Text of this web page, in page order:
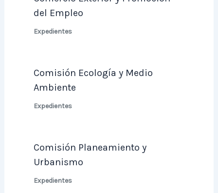
del Empleo
Expedientes
Comisión Ecología y Medio
Ambiente
Expedientes
Comisión Planeamiento y
Urbanismo
Expedientes